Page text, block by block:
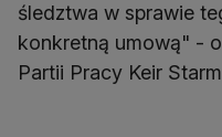
śledztwa w sprawie
konkretną umową" -
Partii Pracy Keir